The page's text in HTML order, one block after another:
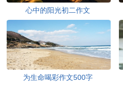
心中的阳光初二作文
为生命喝彩作文500字